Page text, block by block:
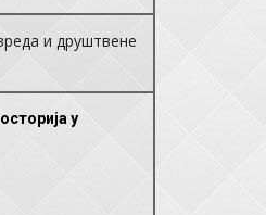
и друштвене
у